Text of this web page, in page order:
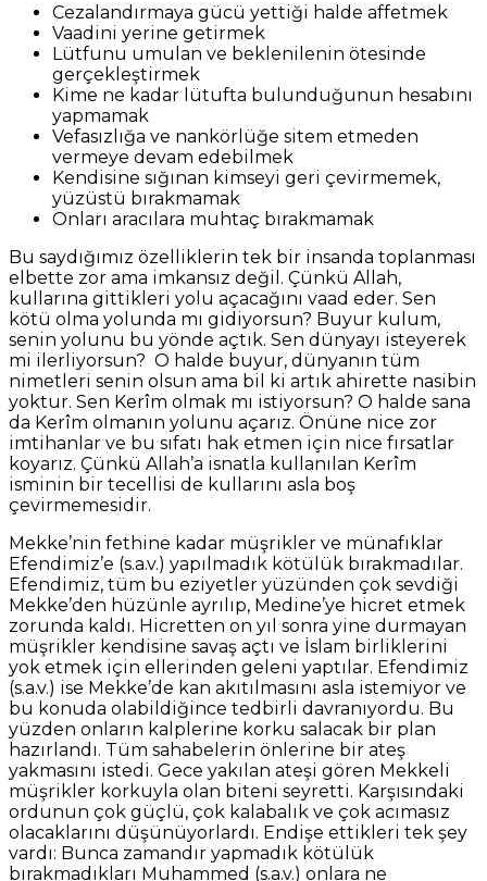
Cezalandırmaya gücü yettiği halde affetmek
Vaadini yerine getirmek
Lütfunu umulan ve beklenilenin ötesinde
gerçekleştirmek
Kime ne kadar lütufta bulunduğunun hesabını
yapmamak
Vefasızlığa ve nankörlüğe sitem etmeden
vermeye devam edebilmek
Kendisine sığınan kimseyi geri çevirmemek,
yüzüstü bırakmamak
Onları aracılara muhtaç bırakmamak
Bu saydığımız özelliklerin tek bir insanda toplanması
elbette zor ama imkansız değil. Çünkü Allah,
kullarına gittikleri yolu açacağını vaad eder. Sen
kötü olma yolunda mı gidiyorsun? Buyur kulum,
senin yolunu bu yönde açtık. Sen dünyayı isteyerek
mi ilerliyorsun? O halde buyur, dünyanın tüm
nimetleri senin olsun ama bil ki artık ahirette nasibin
yoktur. Sen Kerîm olmak mı istiyorsun? O halde sana
da Kerîm olmanın yolunu açarız. Önüne nice zor
imtihanlar ve bu sıfatı hak etmen için nice fırsatlar
koyarız. Çünkü Allah’a isnatla kullanılan Kerîm
isminin bir tecellisi de kullarını asla boş
çevirmemesidir.
Mekke’nin fethine kadar müşrikler ve münafıklar
Efendimiz’e (s.a.v.) yapılmadık kötülük bırakmadılar.
Efendimiz, tüm bu eziyetler yüzünden çok sevdiği
Mekke’den hüzünle ayrılıp, Medine’ye hicret etmek
zorunda kaldı. Hicretten on yıl sonra yine durmayan
müşrikler kendisine savaş açtı ve İslam birliklerini
yok etmek için ellerinden geleni yaptılar. Efendimiz
(s.a.v.) ise Mekke’de kan akıtılmasını asla istemiyor ve
bu konuda olabildiğince tedbirli davranıyordu. Bu
yüzden onların kalplerine korku salacak bir plan
hazırlandı. Tüm sahabelerin önlerine bir ateş
yakmasını istedi. Gece yakılan ateşi gören Mekkeli
müşrikler korkuyla olan biteni seyretti. Karşısındaki
ordunun çok güçlü, çok kalabalık ve çok acımasız
olacaklarını düşünüyorlardı. Endişe ettikleri tek şey
vardı: Bunca zamandır yapmadık kötülük
bırakmadıkları Muhammed (s.a.v.) onlara ne